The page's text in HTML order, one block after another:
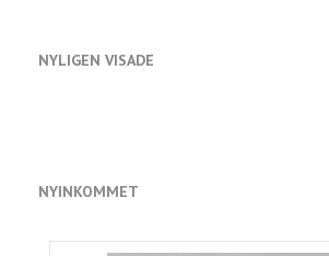
NYLIGEN VISADE
NYINKOMMET